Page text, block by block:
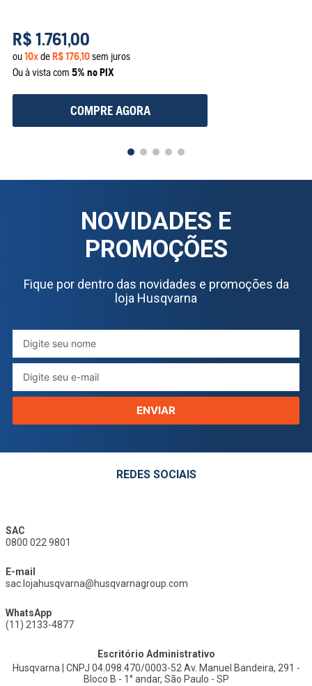
R$ 1.761,00
ou10xdeR$176,10sem juros
Ou à vista com 5% no PIX
COMPRE AGORA
NOVIDADES E
PROMOÇÕES
Fique por dentro das novidades e promoções da
loja Husqvarna
ENVIAR
REDES SOCIAIS
SAC
0800 022 9801
E-mail
sac.lojahusqvarna@husqvarnagroup.com
WhatsApp
(11) 2133-4877
Escritório Administrativo
Husqvarna | CNPJ 04.098.470/0003-52 Av. Manuel Bandeira, 291 -
Bloco B - 1° andar, São Paulo - SP